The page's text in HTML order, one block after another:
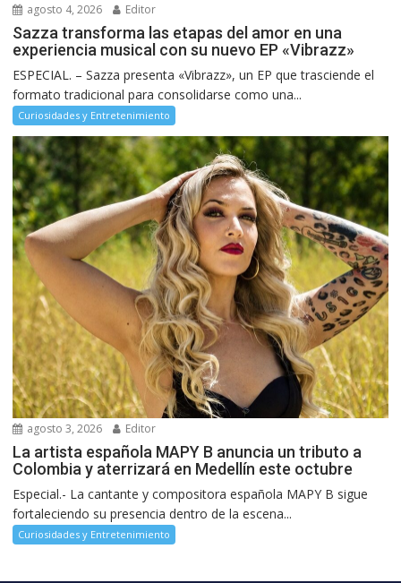
agosto 4, 2026 Editor
Sazza transforma las etapas del amor en una
experiencia musical con su nuevo EP «Vibrazz»
ESPECIAL. – Sazza presenta «Vibrazz», un EP que trasciende el
formato tradicional para consolidarse como una...
Curiosidades y Entretenimiento
agosto 3, 2026 Editor
La artista española MAPY B anuncia un tributo a
Colombia y aterrizará en Medellín este octubre
Especial.- La cantante y compositora española MAPY B sigue
fortaleciendo su presencia dentro de la escena...
Curiosidades y Entretenimiento